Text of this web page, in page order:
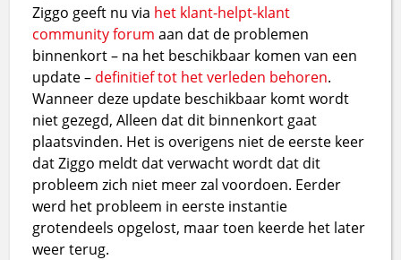
Ziggo geeft nu via het klant-helpt-klant
community forum aan dat de problemen
binnenkort – na het beschikbaar komen van een
update – definitief tot het verleden behoren.
Wanneer deze update beschikbaar komt wordt
niet gezegd, Alleen dat dit binnenkort gaat
plaatsvinden. Het is overigens niet de eerste keer
dat Ziggo meldt dat verwacht wordt dat dit
probleem zich niet meer zal voordoen. Eerder
werd het probleem in eerste instantie
grotendeels opgelost, maar toen keerde het later
weer terug.